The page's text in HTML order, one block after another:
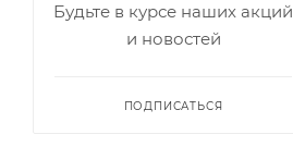
Будьте в курсе наших акций
и новостей
ПОДПИСАТЬСЯ